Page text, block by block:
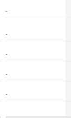
-
-
-
-
-